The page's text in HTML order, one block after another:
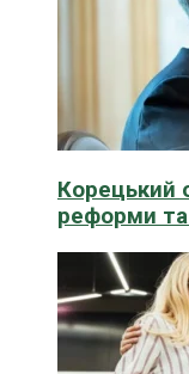
Корецький
реформи та